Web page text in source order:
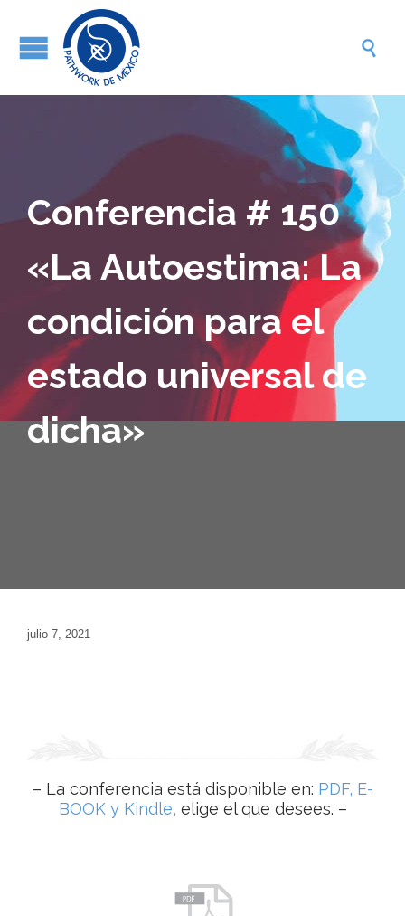

Conferencia # 150
«La Autoestima: La
condición para el
estado universal de
dicha»
julio 7, 2021
– La conferencia está disponible en: PDF, E-
BOOK y Kindle, elige el que desees. –